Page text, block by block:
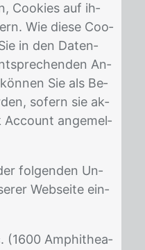
Coo­kies auf ih­
Wie die­se Coo­
in den Da­ten­
An­
Sie als Be­
so­fern sie ak­
Ac­count an­ge­mel­
fol­gen­den Un­
Web­sei­te ein­
(1600 Am­phi­thea­